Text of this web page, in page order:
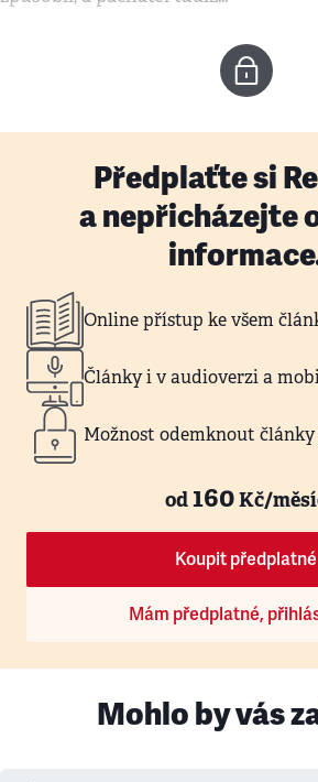
Předplaťte si
a nepřicházejte
Online přístup ke všem
Články i v audioverzi a
Možnost odemknout
od160Kč/
Koupit předplatné
Mám předplatné,
Mohlo by vás